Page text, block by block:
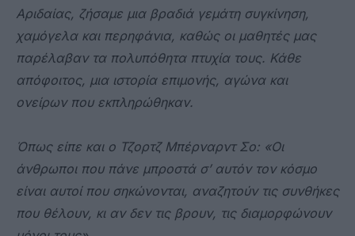
Αριδαίας, ζήσαμε μια βραδιά γεμάτη συγκίνηση,
χαμόγελα και περηφάνια, καθώς οι μαθητές μας
παρέλαβαν τα πολυπόθητα πτυχία τους. Κάθε
απόφοιτος, μια ιστορία επιμονής, αγώνα και
ονείρων που εκπληρώθηκαν.
Όπως είπε και ο Τζορτζ Μπέρναρντ Σο: «Οι
άνθρωποι που πάνε μπροστά σ’ αυτόν τον κόσμο
είναι αυτοί που σηκώνονται, αναζητούν τις συνθήκες
που θέλουν, κι αν δεν τις βρουν, τις διαμορφώνουν